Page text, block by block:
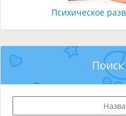
Психическое